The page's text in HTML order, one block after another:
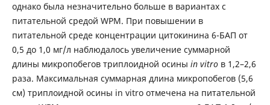
однако была незначительно больше в вариантах с
питательной средой WPM. При повышении в
питательной среде концентрации цитокинина 6-БАП от
0,5 до 1,0 мг/л наблюдалось увеличение суммарной
длины микропобегов триплоидной осины in vitroв 1,2–2,6
раза. Максимальная суммарная длина микропобегов (5,6
см) триплоидной осины in vitro отмечена на питательной